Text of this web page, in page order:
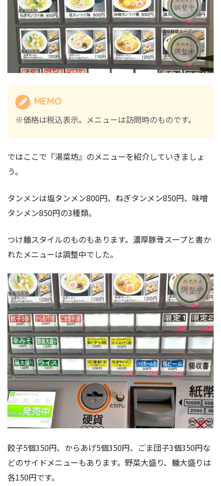
MEMO
※価格は税込表示。メニューは訪問時のものです。
ではここで『湯菜坊』のメニューを紹介していきましょ
う。
タンメンは塩タンメン800円、ねぎタンメン850円、味噌
タンメン850円の3種類。
つけ麺スタイルのものもあります。濃厚豚骨スープと書か
れたメニューは調整中でした。
餃子5個350円、からあげ5個350円、ごま団子3個350円な
どのサイドメニューもあります。野菜大盛り、麺大盛りは
各150円です。